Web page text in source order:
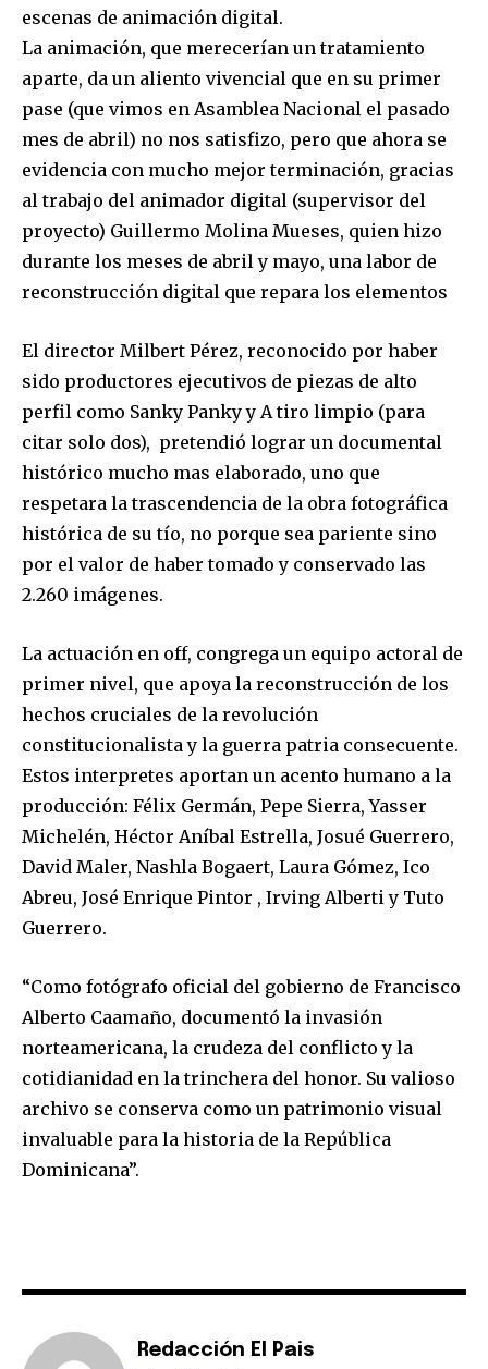
escenas de animación digital.
La animación, que merecerían un tratamiento
aparte, da un aliento vivencial que en su primer
pase (que vimos en Asamblea Nacional el pasado
mes de abril) no nos satisfizo, pero que ahora se
evidencia con mucho mejor terminación, gracias
al trabajo del animador digital (supervisor del
proyecto) Guillermo Molina Mueses, quien hizo
durante los meses de abril y mayo, una labor de
reconstrucción digital que repara los elementos
El director Milbert Pérez, reconocido por haber
sido productores ejecutivos de piezas de alto
perfil como Sanky Panky y A tiro limpio (para
citar solo dos), pretendió lograr un documental
histórico mucho mas elaborado, uno que
respetara la trascendencia de la obra fotográfica
histórica de su tío, no porque sea pariente sino
por el valor de haber tomado y conservado las
2.260 imágenes.
La actuación en off, congrega un equipo actoral de
primer nivel, que apoya la reconstrucción de los
hechos cruciales de la revolución
constitucionalista y la guerra patria consecuente.
Estos interpretes aportan un acento humano a la
producción: Félix Germán, Pepe Sierra, Yasser
Michelén, Héctor Aníbal Estrella, Josué Guerrero,
David Maler, Nashla Bogaert, Laura Gómez, Ico
Abreu, José Enrique Pintor , Irving Alberti y Tuto
Guerrero.
“Como fotógrafo oficial del gobierno de Francisco
Alberto Caamaño, documentó la invasión
norteamericana, la crudeza del conflicto y la
cotidianidad en la trinchera del honor. Su valioso
archivo se conserva como un patrimonio visual
invaluable para la historia de la República
Dominicana”.
Redacción El Pais